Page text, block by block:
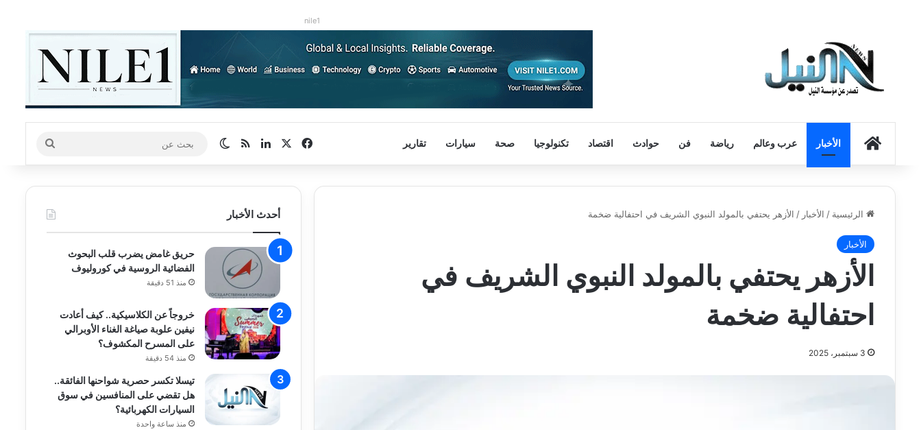
nile1
الرئيسيةالأخبار عرب وعالم رياضة فن حوادث اقتصاد تكنولوجيا صحة سيارات تقارير فيسبوك لينكدإنملخص الموقع RSS
الوضع المظلم
بحث
عن
الرئيسية / الأخبار / الأزهر يحتفي بالمولد النبوي الشريف في احتفالية ضخمة
الأخبار
الأزهر يحتفي بالمولد النبوي الشريف في
احتفالية ضخمة
3 سبتمبر، 2025
أحدث الأخبار
حريق غامض يضرب قلب البحوث
الفضائية الروسية في كوروليوف
منذ 51 دقيقة
خروجاً عن الكلاسيكية.. كيف أعادت
نيفين علوبة صياغة الغناء الأوبرالي
على المسرح المكشوف؟
منذ 54 دقيقة
تيسلا تكسر حصرية شواحنها الفائقة..
هل تقضي على المنافسين في سوق
السيارات الكهربائية؟
منذ ساعة واحدة